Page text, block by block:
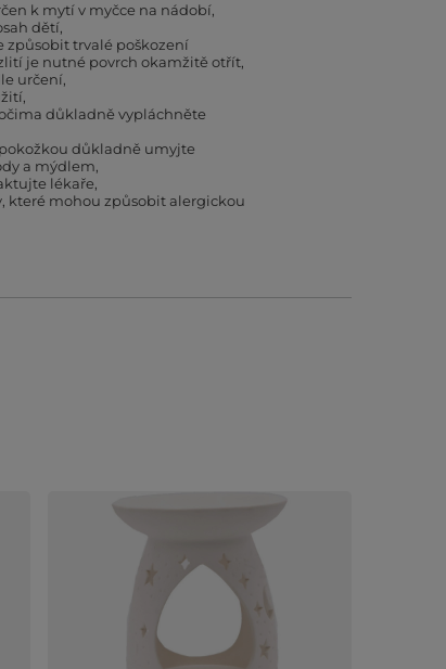
k mytí v myčce na nádobí
dětí
způsobit trvalé poškození
je nutné povrch okamžitě otřít
určení
důkladně vypláchněte
důkladně umyjte
a mýdlem
lékaře
které mohou způsobit alergickou